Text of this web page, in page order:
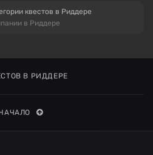
квестов в Риддере
в Риддере
В РИДДЕРЕ